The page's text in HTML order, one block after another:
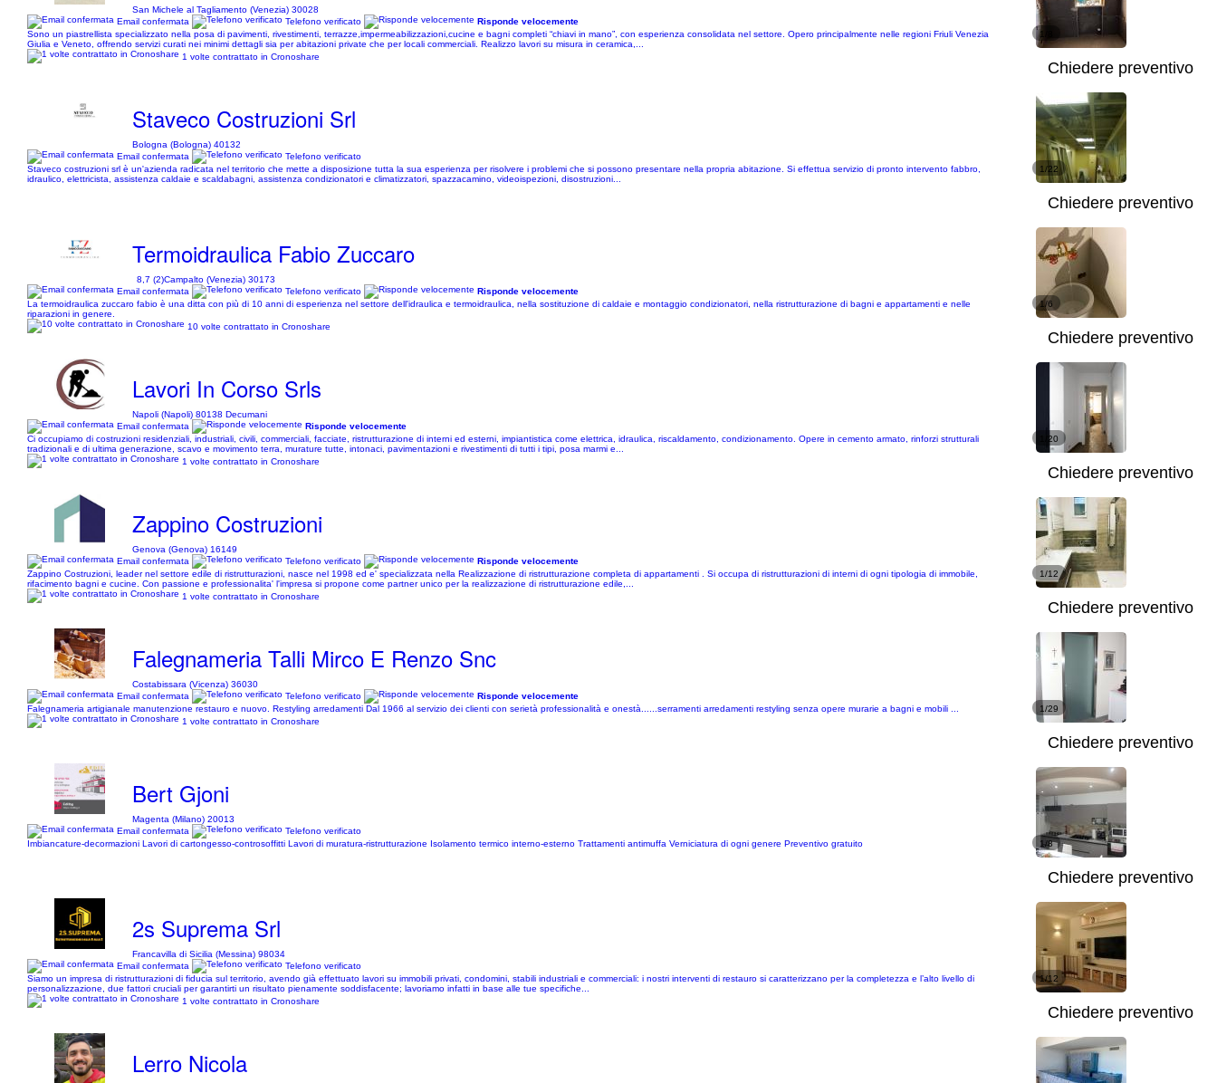
San Michele al Tagliamento (Venezia) 30028
Email confermata
Telefono verificato
Risponde velocemente
Sono un piastrellista specializzato nella posa di pavimenti, rivestimenti, terrazze,impermeabilizzazioni,cucine e bagni completi “chiavi in mano”, con esperienza consolidata nel settore. Opero principalmente nelle regioni Friuli Venezia
Giulia e Veneto, offrendo servizi curati nei minimi dettagli sia per abitazioni private che per locali commerciali. Realizzo lavori su misura in ceramica,...
1 volte contrattato in Cronoshare
1/8
Chiedere preventivo
Staveco Costruzioni Srl
Bologna (Bologna) 40132
Email confermata
Telefono verificato
Staveco costruzioni srl è un'azienda radicata nel territorio che mette a disposizione tutta la sua esperienza per risolvere i problemi che si possono presentare nella propria abitazione. Si effettua servizio di pronto intervento fabbro,
idraulico, elettricista, assistenza caldaie e scaldabagni, assistenza condizionatori e climatizzatori, spazzacamino, videoispezioni, disostruzioni...
1/22
Chiedere preventivo
Termoidraulica Fabio Zuccaro
8,7 (2)Campalto (Venezia) 30173
Email confermata
Telefono verificato
Risponde velocemente
La termoidraulica zuccaro fabio è una ditta con più di 10 anni di esperienza nel settore dell'idraulica e termoidraulica, nella sostituzione di caldaie e montaggio condizionatori, nella ristrutturazione di bagni e appartamenti e nelle
riparazioni in genere.
10 volte contrattato in Cronoshare
1/6
Chiedere preventivo
Lavori In Corso Srls
Napoli (Napoli) 80138 Decumani
Email confermata
Risponde velocemente
Ci occupiamo di costruzioni residenziali, industriali, civili, commerciali, facciate, ristrutturazione di interni ed esterni, impiantistica come elettrica, idraulica, riscaldamento, condizionamento. Opere in cemento armato, rinforzi strutturali
tradizionali e di ultima generazione, scavo e movimento terra, murature tutte, intonaci, pavimentazioni e rivestimenti di tutti i tipi, posa marmi e...
1 volte contrattato in Cronoshare
1/20
Chiedere preventivo
Zappino Costruzioni
Genova (Genova) 16149
Email confermata
Telefono verificato
Risponde velocemente
Zappino Costruzioni, leader nel settore edile di ristrutturazioni, nasce nel 1998 ed e' specializzata nella Realizzazione di ristrutturazione completa di appartamenti . Si occupa di ristrutturazioni di interni di ogni tipologia di immobile,
rifacimento bagni e cucine. Con passione e professionalita' l'impresa si propone come partner unico per la realizzazione di ristrutturazione edile,...
1 volte contrattato in Cronoshare
1/12
Chiedere preventivo
Falegnameria Talli Mirco E Renzo Snc
Costabissara (Vicenza) 36030
Email confermata
Telefono verificato
Risponde velocemente
Falegnameria artigianale manutenzione restauro e nuovo. Restyling arredamenti Dal 1966 al servizio dei clienti con serietà professionalità e onestà......serramenti arredamenti restyling senza opere murarie a bagni e mobili ...
1 volte contrattato in Cronoshare
1/29
Chiedere preventivo
Bert Gjoni
Magenta (Milano) 20013
Email confermata
Telefono verificato
Imbiancature-decormazioni Lavori di cartongesso-controsoffitti Lavori di muratura-ristrutturazione Isolamento termico interno-esterno Trattamenti antimuffa Verniciatura di ogni genere Preventivo gratuito
1/8
Chiedere preventivo
2s Suprema Srl
Francavilla di Sicilia (Messina) 98034
Email confermata
Telefono verificato
Siamo un impresa di ristrutturazioni di fiducia sul territorio, avendo già effettuato lavori su immobili privati, condomini, stabili industriali e commerciali: i nostri interventi di restauro si caratterizzano per la completezza e l’alto livello di
personalizzazione, due fattori cruciali per garantirti un risultato pienamente soddisfacente; lavoriamo infatti in base alle tue specifiche...
1 volte contrattato in Cronoshare
1/12
Chiedere preventivo
Lerro Nicola